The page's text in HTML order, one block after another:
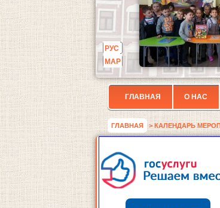
РУС
МАР
ГЛАВНАЯ О НАС
ГЛАВНАЯ > КАЛЕНДАРЬ